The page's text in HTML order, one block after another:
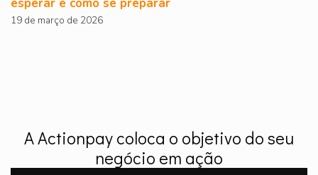
esperar e como se preparar
19 de março de 2026
A Actionpay coloca o objetivo do seu
negócio em ação